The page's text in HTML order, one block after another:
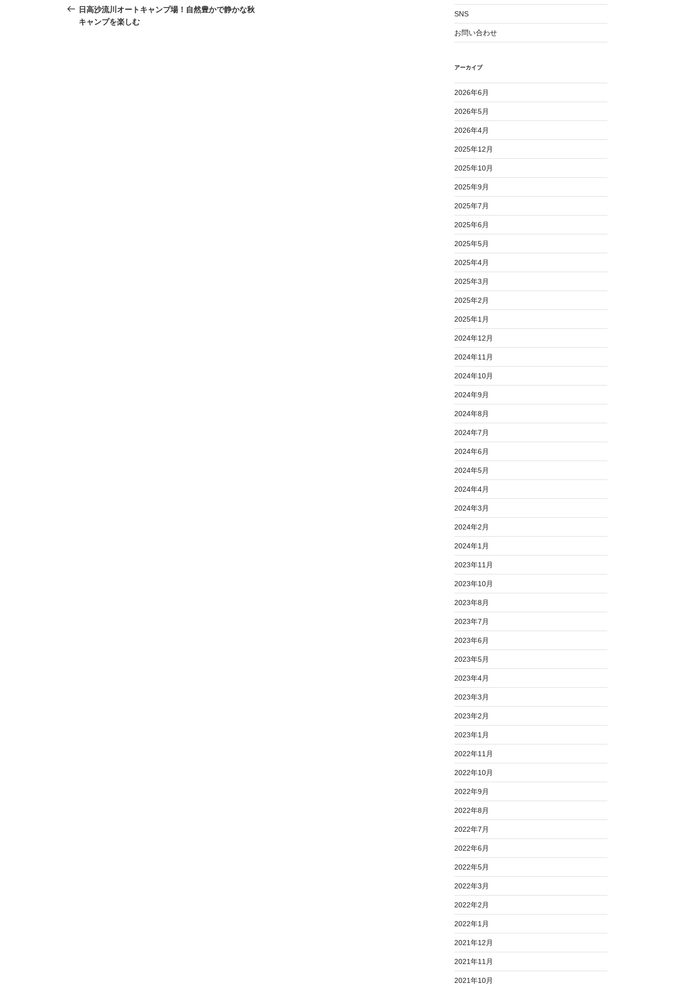
稿
ナ
の
投
日高沙流川オートキャンプ場！自然豊かで静かな秋
キャンプを楽しむ
SNS
お問い合わせ
アーカイブ
2026年6月
2026年5月
2026年4月
2025年12月
2025年10月
2025年9月
2025年7月
2025年6月
2025年5月
2025年4月
2025年3月
2025年2月
2025年1月
2024年12月
2024年11月
2024年10月
2024年9月
2024年8月
2024年7月
2024年6月
2024年5月
2024年4月
2024年3月
2024年2月
2024年1月
2023年11月
2023年10月
2023年8月
2023年7月
2023年6月
2023年5月
2023年4月
2023年3月
2023年2月
2023年1月
2022年11月
2022年10月
2022年9月
2022年8月
2022年7月
2022年6月
2022年5月
2022年3月
2022年2月
2022年1月
2021年12月
2021年11月
2021年10月